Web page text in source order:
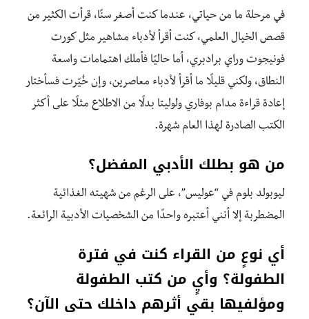
في مرحلة ما من حياتي، عندما كنت أصغر سنًا، قرأت الكثير من
قصص الخيال العلمي، كنت أقرأ لأدباء مشاهير مثل كورت
فونيجوت وراي برادبري، أما حاليًا فأملك اهتمامات واسعة
النطاق، ولكني قليلًا ما أقرأ لأدباء معاصرين، وإن خُيّرت فسأختار
إعادة قراءة مدام بوفاري ولوليتا بدلًا من الاطلاع مثلًا على أكثر
الكتب الصادرة لهذا العام شهرة.
من هو بطلك الأدبي المفضل؟
ليوبولد بلوم في “عوليس”، على الرغم من شهيته الغذائية
المضطربة إلا أنني أعتبره واحدًا من الشخصيات الأدبية الرائعة.
أي نوعٍ من القراء كنت في فترة
الطفولة؟ وأيٍ من كتب الطفولة
ومؤلفيها بقي أثرهم داخلك حتى الآن؟